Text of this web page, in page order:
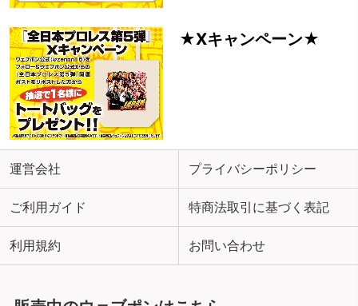
★Xキャンペーン★
運営会社 プライバシーポリシー
ご利用ガイド 特商法取引に基づく表記
利用規約 お問い合わせ